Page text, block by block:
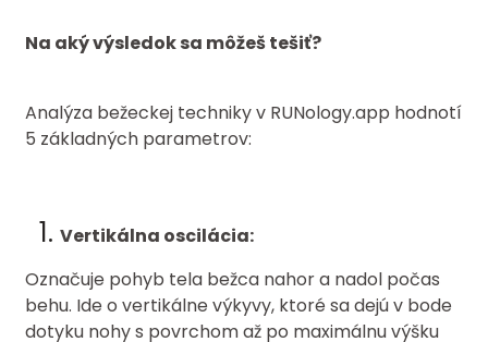
Na aký výsledok sa môžeš tešiť?
Analýza bežeckej techniky v RUNology.app hodnotí
5 základných parametrov:
Vertikálna oscilácia:
Označuje pohyb tela bežca nahor a nadol počas
behu. Ide o vertikálne výkyvy, ktoré sa dejú v bode
dotyku nohy s povrchom až po maximálnu výšku